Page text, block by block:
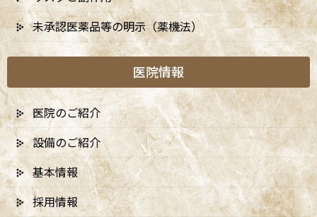
予防の有効性は、多くの研究により証明されています。その中で
も、スウェーデンのアクセルソン博士の研究が特に有名です。アク
セルソン博士の長期研究では、定期的な歯科受診が歯の健康に大
ョナルケアを受けることで、虫歯や歯周病のリスクが大幅に低減
されることが明らかになっています。
2-1. アクセルソン博士の研究結果
アクセルソン博士の研究によると、歯科医院での定期的なチェック
とケアを受けた患者は、受けなかった患者に比べて、虫歯や歯周病
未承認医薬品等の明示（薬機法）
医院情報
医院のご紹介
設備のご紹介
基本情報
採用情報